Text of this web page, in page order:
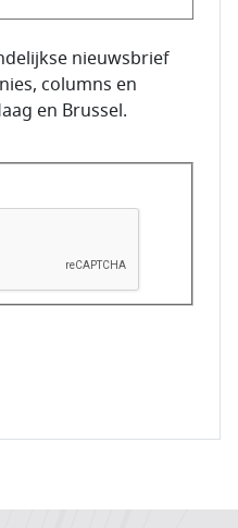
nieuwsbrief
columns en
en Brussel.
dat u een mens